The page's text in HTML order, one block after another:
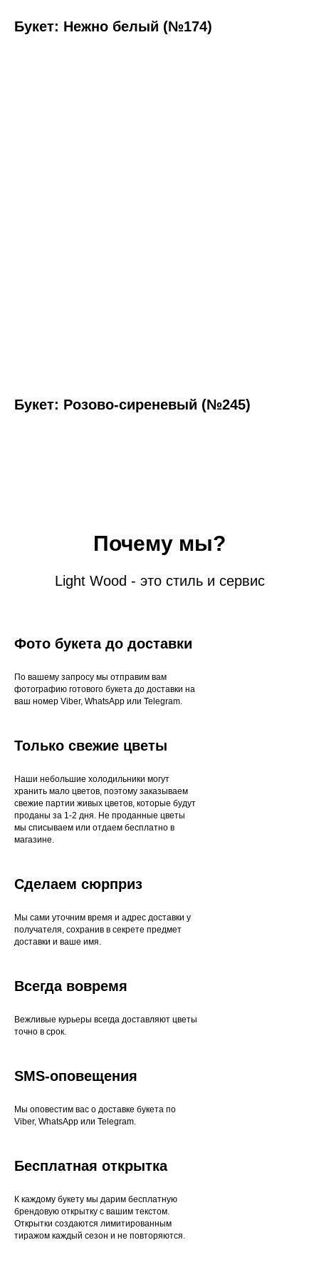
Букет: Нежно белый (№174)
Букет: Розово-сиреневый (№245)
Почему мы?
Light Wood - это стиль и сервис
Фото букета до доставки
По вашему запросу мы отправим вам
фотографию готового букета до доставки на
ваш номер Viber, WhatsApp или Telegram.
Только свежие цветы
Наши небольшие холодильники могут
хранить мало цветов, поэтому заказываем
свежие партии живых цветов, которые будут
проданы за 1-2 дня. Не проданные цветы
мы списываем или отдаем бесплатно в
магазине.
Сделаем сюрприз
Мы сами уточним время и адрес доставки у
получателя, сохранив в секрете предмет
доставки и ваше имя.
Всегда вовремя
Вежливые курьеры всегда доставляют цветы
точно в срок.
SMS-оповещения
Мы оповестим вас о доставке букета по
Viber, WhatsApp или Telegram.
Бесплатная открытка
К каждому букету мы дарим бесплатную
брендовую открытку с вашим текстом.
Открытки создаются лимитированным
тиражом каждый сезон и не повторяются.